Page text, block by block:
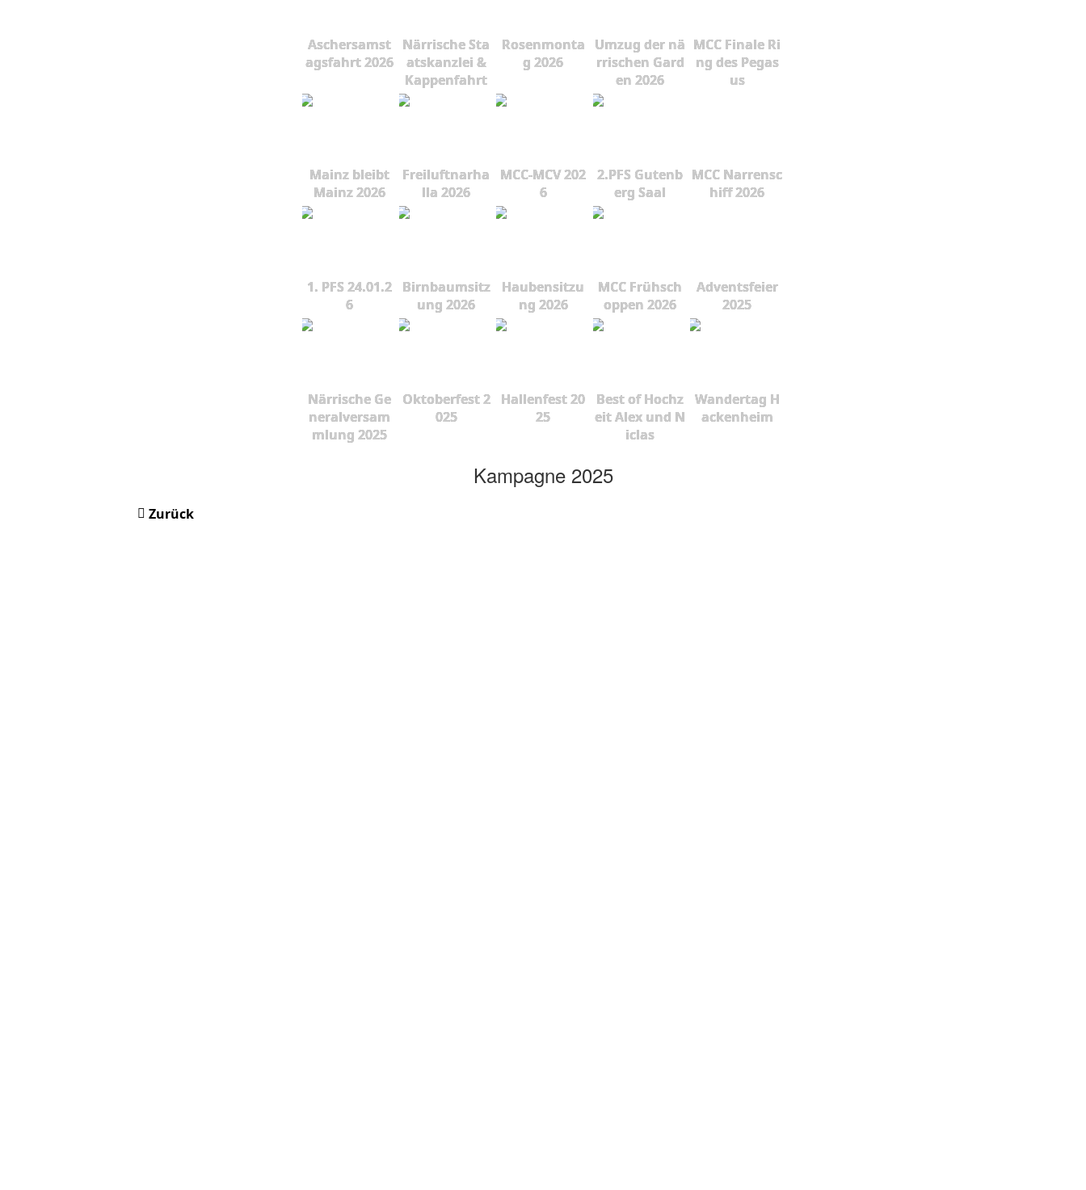
Aschersamst
agsfahrt 2026
Närrische Sta
atskanzlei &
Kappenfahrt
Rosenmonta
g 2026
Umzug der nä
rrischen Gard
en 2026
MCC Finale Ri
ng des Pegas
us
Mainz bleibt
Mainz 2026
Freiluftnarha
lla 2026
MCC-MCV 202
6
2.PFS Gutenb
erg Saal
MCC Narrensc
hiff 2026
1. PFS 24.01.2
6
Birnbaumsitz
ung 2026
Haubensitzu
ng 2026
MCC Frühsch
oppen 2026
Adventsfeier
2025
Närrische Ge
neralversam
mlung 2025
Oktoberfest 2
025
Hallenfest 20
25
Best of Hochz
eit Alex und N
iclas
Wandertag H
ackenheim
Kampagne 2025
Zurück